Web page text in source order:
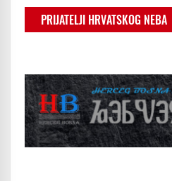
PRIJATELJI HRVATSKOG NEBA